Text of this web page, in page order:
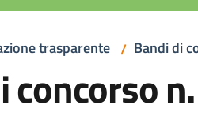
trasparente / Bandi di
concorso